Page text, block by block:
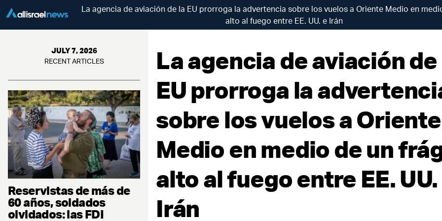
La agencia de aviación de la EU prorroga la advertencia sobre los vuelos a Oriente Medio en
alto al fuego entre EE. UU. e Irán
JULY 7, 2026
RECENT ARTICLES
Reservistas de más de
60 años, soldados
olvidados: las FDI
La agencia de aviación de
EU prorroga la
sobre los vuelos a Oriente
Medio en medio de un
alto al fuego entre EE. UU.
Irán